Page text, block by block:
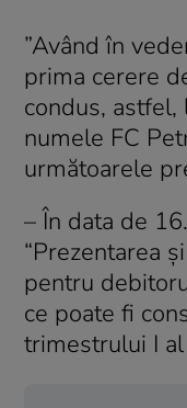
”Având în
prima cerere
condus,
numele FC
următoarele
– În data de
“Prezentarea
pentru
ce poate fi
trimestrului I